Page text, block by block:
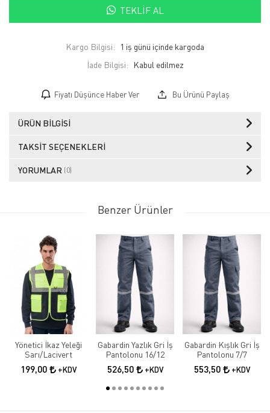
TEKLIF AL
Kargo Bilgisi:
1 iş günü içinde kargoda
İade Bilgisi:
Fiyatı Düşünce Haber Ver Bu Ürünü Paylaş
ÜRÜN BILGISI
TAKSIT SEÇENEKLERI
YORUMLAR (0)
Benzer Ürünler
Yönetici İkaz Yeleği
Sarı/Lacivert
199,00 +KDV
Gabardin Yazlık Gri İş
Pantolonu 16/12
526,50 +KDV
Gabardin Kışlık Gri İş
Pantolonu 7/7
553,50 +KDV